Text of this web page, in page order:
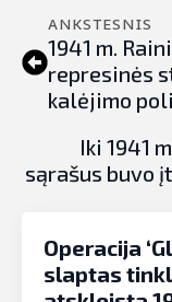
ANKSTESNIS
1941 m.
represinės
kalėjimo
Iki 1941
sąrašus buvo
Operacija
slaptas